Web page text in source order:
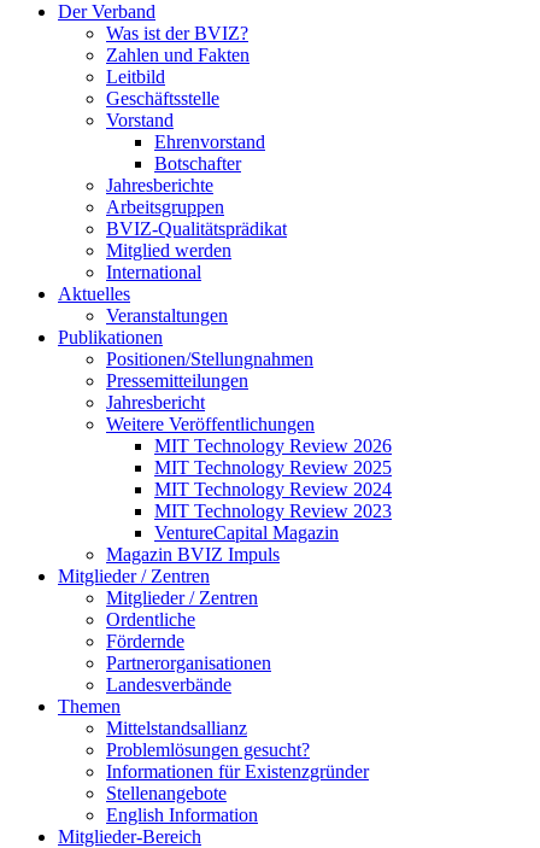
Der Verband
Was ist der BVIZ?
Zahlen und Fakten
Leitbild
Geschäftsstelle
Vorstand
Ehrenvorstand
Botschafter
Jahresberichte
Arbeitsgruppen
BVIZ-Qualitätsprädikat
Mitglied werden
International
Aktuelles
Veranstaltungen
Publikationen
Positionen/Stellungnahmen
Pressemitteilungen
Jahresbericht
Weitere Veröffentlichungen
MIT Technology Review 2026
MIT Technology Review 2025
MIT Technology Review 2024
MIT Technology Review 2023
VentureCapital Magazin
Magazin BVIZ Impuls
Mitglieder / Zentren
Mitglieder / Zentren
Ordentliche
Fördernde
Partnerorganisationen
Landesverbände
Themen
Mittelstandsallianz
Problemlösungen gesucht?
Informationen für Existenzgründer
Stellenangebote
English Information
Mitglieder-Bereich